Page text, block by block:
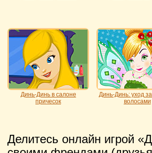
Динь-Динь в салоне
причесок
Динь-Динь: уход
волосами
Делитесь онлайн игрой